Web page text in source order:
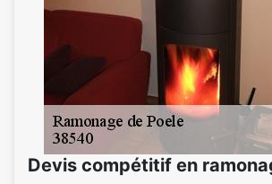
Devis compétitif en